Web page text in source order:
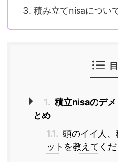
積み立てnisaについ
1. 積立nisaのデメ
とめ
1.1. 頭のイイ人、
ットを教えてくだ